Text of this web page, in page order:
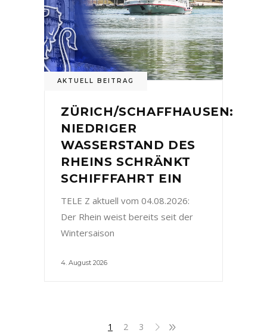
AKTUELL BEITRAG
ZÜRICH/SCHAFFHAUSEN:
NIEDRIGER
WASSERSTAND DES
RHEINS SCHRÄNKT
SCHIFFFAHRT EIN
TELE Z aktuell vom 04.08.2026:
Der Rhein weist bereits seit der
Wintersaison
4. August 2026
1 2 3